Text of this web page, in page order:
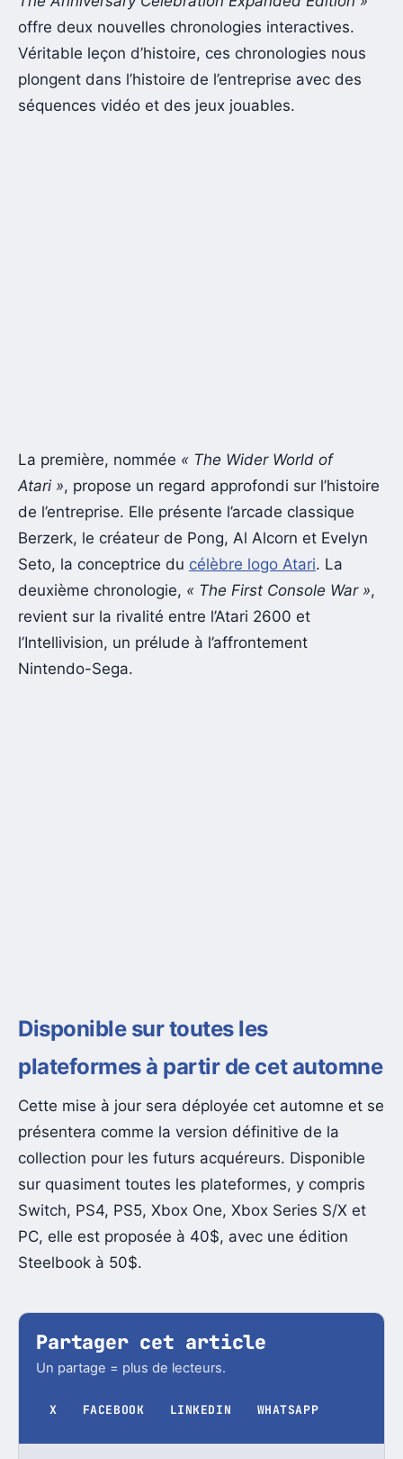
offre deux nouvelles chronologies interactives.
Véritable leçon d’histoire, ces chronologies nous
plongent dans l’histoire de l’entreprise avec des
séquences vidéo et des jeux jouables.
La première, nommée « The Wider World of
Atari », propose un regard approfondi sur l’histoire
de l’entreprise. Elle présente l’arcade classique
Berzerk, le créateur de Pong, Al Alcorn et Evelyn
Seto, la conceptrice du célèbre logo Atari. La
deuxième chronologie, « The First Console War »,
revient sur la rivalité entre l’Atari 2600 et
l’Intellivision, un prélude à l’affrontement
Nintendo-Sega.
Disponible sur toutes les
plateformes à partir de cet automne
Cette mise à jour sera déployée cet automne et se
présentera comme la version définitive de la
collection pour les futurs acquéreurs. Disponible
sur quasiment toutes les plateformes, y compris
Switch, PS4, PS5, Xbox One, Xbox Series S/X et
PC, elle est proposée à 40$, avec une édition
Steelbook à 50$.
Partager cet article
Un partage = plus de lecteurs.
X FACEBOOK LINKEDIN WHATSAPP